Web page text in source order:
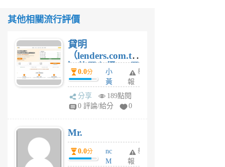
其他相關流行評價
貸明
（lenders.com.tw
）使用心得 — 民
間貸款比較平台
體驗
0.0分
小
黃
蜂
1
舉
報
分享
189點閱
0 評論/給分
0
Mr.
0.0分
nc
M
舉
報